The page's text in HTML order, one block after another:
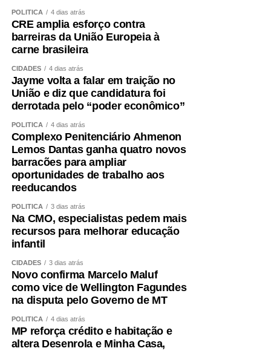
POLÍTICA 4 dias atrás
CRE amplia esforço contra
barreiras da União Europeia à
carne brasileira
CIDADES 4 dias atrás
Jayme volta a falar em traição no
União e diz que candidatura foi
derrotada pelo “poder econômico”
POLÍTICA 4 dias atrás
Complexo Penitenciário Ahmenon
Lemos Dantas ganha quatro novos
barracões para ampliar
oportunidades de trabalho aos
reeducandos
POLÍTICA 3 dias atrás
Na CMO, especialistas pedem mais
recursos para melhorar educação
infantil
CIDADES 3 dias atrás
Novo confirma Marcelo Maluf
como vice de Wellington Fagundes
na disputa pelo Governo de MT
POLÍTICA 4 dias atrás
MP reforça crédito e habitação e
altera Desenrola e Minha Casa,